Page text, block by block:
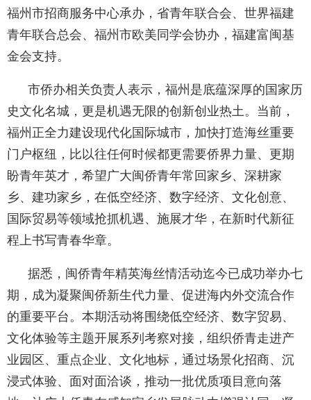
福州市招商服务中心承办，省青年联合会、世界福建
青年联合总会、福州市欧美同学会协办，福建富闽基
金会支持。
市侨办相关负责人表示，福州是底蕴深厚的国家历
史文化名城，更是机遇无限的创新创业热土。当前，
福州正全力建设现代化国际城市，加快打造海丝重要
门户枢纽，比以往任何时候都更需要侨界力量、更期
盼青年英才，希望广大闽侨青年常回家乡、深耕家
乡、建功家乡，在低空经济、数字经济、文化创意、
国际贸易等领域抢抓机遇、施展才华，在新时代新征
程上书写青春华章。
据悉，闽侨青年精英海丝情活动迄今已成功举办七
期，成为凝聚闽侨新生代力量、促进海内外交流合作
的重要平台。本期活动将围绕低空经济、数字贸易、
文化体验等主题开展系列考察对接，组织侨青走进产
业园区、重点企业、文化地标，通过场景化招商、沉
浸式体验、面对面洽谈，推动一批优质项目意向落